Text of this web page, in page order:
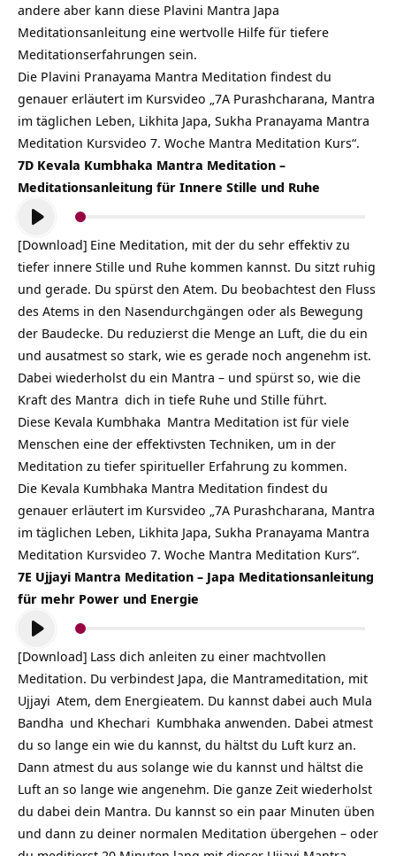
andere aber kann diese Plavini Mantra Japa
Meditationsanleitung eine wertvolle Hilfe für tiefere
Meditationserfahrungen sein.
Die Plavini Pranayama Mantra Meditation findest du
genauer erläutert im Kursvideo „7A Purashcharana, Mantra
im täglichen Leben, Likhita Japa, Sukha Pranayama Mantra
Meditation Kursvideo 7. Woche Mantra Meditation Kurs“.
7D Kevala Kumbhaka Mantra Meditation –
Meditationsanleitung für Innere Stille und Ruhe
Audio-
Player
[Download] Eine Meditation, mit der du sehr effektiv zu
tiefer innere Stille und Ruhe kommen kannst. Du sitzt ruhig
und gerade. Du spürst den Atem. Du beobachtest den Fluss
des Atems in den Nasendurchgängen oder als Bewegung
der Baudecke. Du reduzierst die Menge an Luft, die du ein
und ausatmest so stark, wie es gerade noch angenehm ist.
Dabei wiederholst du ein Mantra – und spürst so, wie die
Kraft des Mantra dich in tiefe Ruhe und Stille führt.
Diese Kevala Kumbhaka Mantra Meditation ist für viele
Menschen eine der effektivsten Techniken, um in der
Meditation zu tiefer spiritueller Erfahrung zu kommen.
Die Kevala Kumbhaka Mantra Meditation findest du
genauer erläutert im Kursvideo „7A Purashcharana, Mantra
im täglichen Leben, Likhita Japa, Sukha Pranayama Mantra
Meditation Kursvideo 7. Woche Mantra Meditation Kurs“.
7E Ujjayi Mantra Meditation – Japa Meditationsanleitung
für mehr Power und Energie
Audio-
Player
[Download] Lass dich anleiten zu einer machtvollen
Meditation. Du verbindest Japa, die Mantrameditation, mit
Ujjayi Atem, dem Energieatem. Du kannst dabei auch Mula
Bandha und Khechari Kumbhaka anwenden. Dabei atmest
du so lange ein wie du kannst, du hältst du Luft kurz an.
Dann atmest du aus solange wie du kannst und hältst die
Luft an so lange wie angenehm. Die ganze Zeit wiederholst
du dabei dein Mantra. Du kannst so ein paar Minuten üben
und dann zu deiner normalen Meditation übergehen – oder